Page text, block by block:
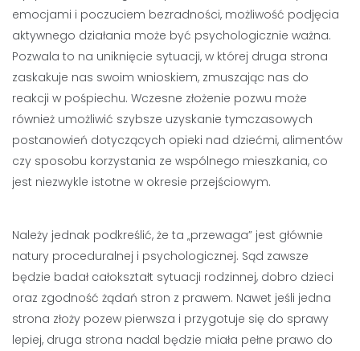
emocjami i poczuciem bezradności, możliwość podjęcia
aktywnego działania może być psychologicznie ważna.
Pozwala to na uniknięcie sytuacji, w której druga strona
zaskakuje nas swoim wnioskiem, zmuszając nas do
reakcji w pośpiechu. Wczesne złożenie pozwu może
również umożliwić szybsze uzyskanie tymczasowych
postanowień dotyczących opieki nad dziećmi, alimentów
czy sposobu korzystania ze wspólnego mieszkania, co
jest niezwykle istotne w okresie przejściowym.
Należy jednak podkreślić, że ta „przewaga” jest głównie
natury proceduralnej i psychologicznej. Sąd zawsze
będzie badał całokształt sytuacji rodzinnej, dobro dzieci
oraz zgodność żądań stron z prawem. Nawet jeśli jedna
strona złoży pozew pierwsza i przygotuje się do sprawy
lepiej, druga strona nadal będzie miała pełne prawo do